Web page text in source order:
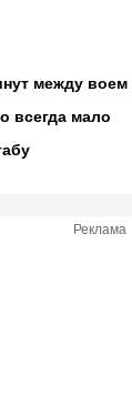
между
всегда мало
Реклама